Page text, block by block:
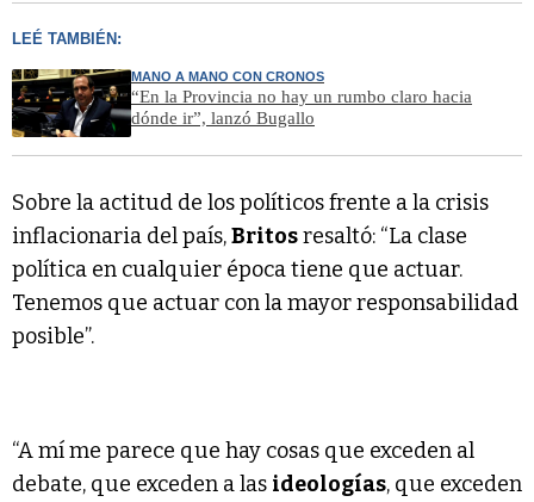
LEÉ TAMBIÉN:
MANO A MANO CON CRONOS
“En la Provincia no hay un rumbo claro hacia
dónde ir”, lanzó Bugallo
Sobre la actitud de los políticos frente a la crisis
inflacionaria del país,Britosresaltó: “La clase
política en cualquier época tiene que actuar.
Tenemos que actuar con la mayor responsabilidad
posible”.
“A mí me parece que hay cosas que exceden al
debate, que exceden a las ideologías, que exceden